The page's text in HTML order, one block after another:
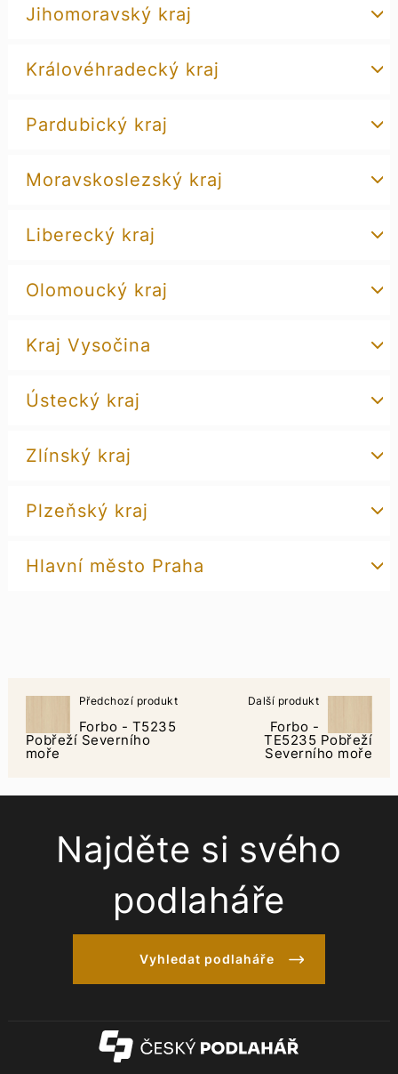
Jihomoravský kraj
Královéhradecký kraj
Pardubický kraj
Moravskoslezský kraj
Liberecký kraj
Olomoucký kraj
Kraj Vysočina
Ústecký kraj
Zlínský kraj
Plzeňský kraj
Hlavní město Praha
Předchozí produkt
Forbo - T5235
Pobřeží Severního
moře
Další produkt
Forbo -
TE5235 Pobřeží
Severního moře
Najděte si svého
podlaháře
Vyhledat podlaháře